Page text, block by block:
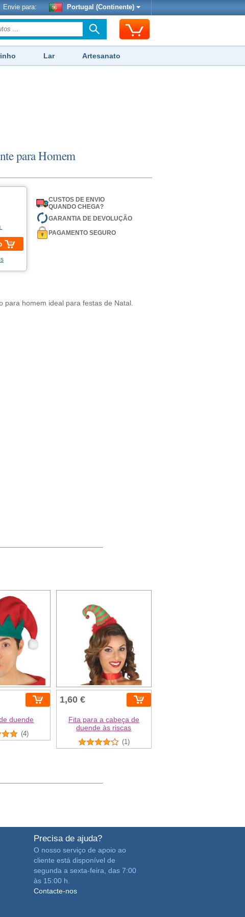
Envie para: Portugal (Continente)
Lar Artesanato
para Homem
CUSTOS DE ENVIO
QUANDO CHEGA?
GARANTIA DE DEVOLUÇÃO
PAGAMENTO SEGURO
para homem ideal para festas de Natal.
duende
(4)
1,60 €
Fita para a cabeça de
duende às riscas
(1)
Precisa de ajuda?
O nosso serviço de apoio ao
cliente está disponível de
segunda a sexta-feira, das 7:00
às 15:00 h.
Contacte-nos